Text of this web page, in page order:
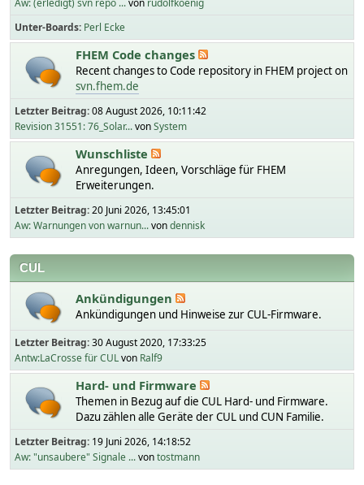
Aw: (erledigt) svn repo ...von rudolfkoenig
Unter-Boards Perl Ecke
FHEM Code changes
Recent changes to Code repository in FHEM project on
svn.fhem.de
Letzter Beitrag:08 August 2026, 10:11:42
Revision 31551: 76_Solar...vonSystem
Wunschliste
Anregungen, Ideen, Vorschläge für FHEM
Erweiterungen.
Letzter Beitrag:20 Juni 2026, 13:45:01
Aw: Warnungen von warnun...vondennisk
CUL
Ankündigungen
Ankündigungen und Hinweise zur CUL-Firmware.
Letzter Beitrag:30 August 2020, 17:33:25
Antw:LaCrosse für CULvon Ralf9
Hard- und Firmware
Themen in Bezug auf die CUL Hard- und Firmware.
Dazu zählen alle Geräte der CUL und CUN Familie.
Letzter Beitrag: 19 Juni 2026, 14:18:52
Aw: "unsaubere" Signale ...vontostmann